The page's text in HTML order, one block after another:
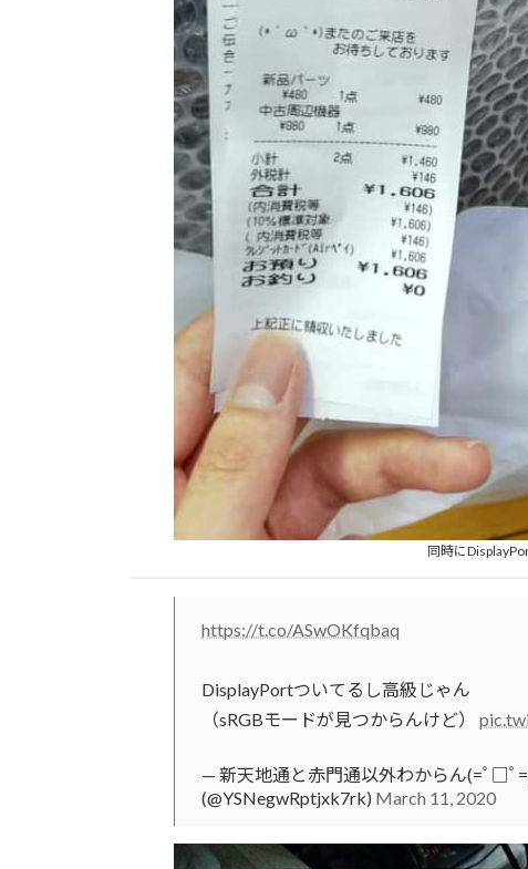
同時に
https://t.co/ASwOKfqbaq
DisplayPortついてるし高級じゃん
（sRGBモードが見つからんけど）
— 新天地通と赤門通以外わからん(=ﾟ□ﾟ
(@YSNegwRptjxk7rk) March 11, 2020